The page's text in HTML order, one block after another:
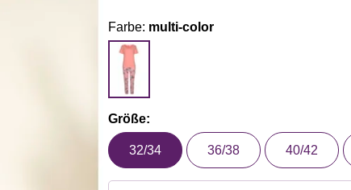
Farbe: multi-color
Größe:
32/34 36/38 40/42